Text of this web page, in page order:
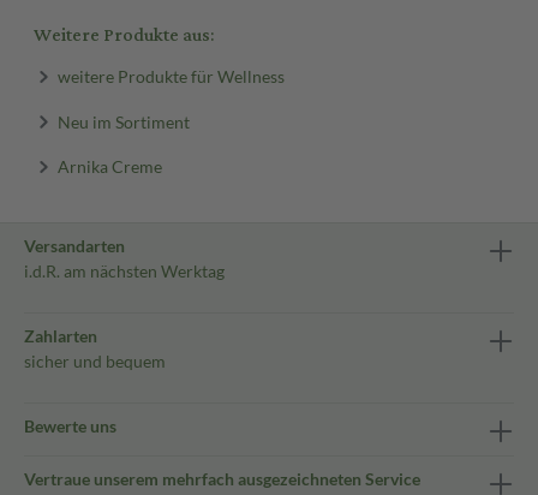
Weitere Produkte aus:
weitere Produkte für Wellness
Neu im Sortiment
Arnika Creme
Versandarten
i.d.R. am nächsten Werktag
Zahlarten
sicher und bequem
Bewerte uns
Vertraue unserem mehrfach ausgezeichneten Service